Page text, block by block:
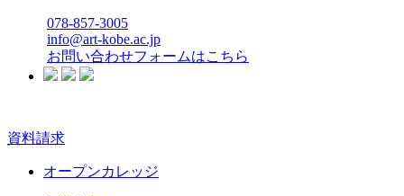
078-857-3005
info@art-kobe.ac.jp
お問い合わせフォームはこちら
資料請求
オープンカレッジ